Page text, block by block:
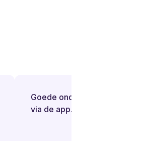
Goede ondersteuning bij vragen
via de app.